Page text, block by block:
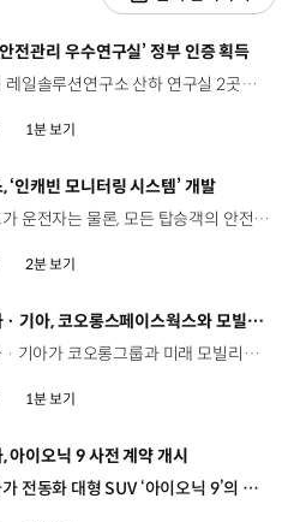
전관리 우수연구실’ 정부 인증 획득
현대로템의 레일솔루션연구소 산하 연구실 2곳이 ‘안전관리 우수연구실’ 정부 인증을 획득했습니다. 안전관리 우수연구실 인증제는 산학연 각 분야 연구실의 자율적인 안전관리 역량을 강화하고, 표준모델을 발굴, 확산하기 위해 마련한 제도인데요. 현대로템의 수소철도차량 핵심 장비를 선행 개발하고 시험하는 수소모빌리티 시험실과 다양한 종류의 전장품 성능 시험이 이뤄지는 조합시험장이 안전관리 우수 연구실 인증을 받았습니다. 현대로템은 앞으로도 안전한 연구 환경을 조성하기 위해 시설을 정기 점검하고 모니터링을 강화하는 한편, 안전관리 인증을 취득하는 연구실을 늘려나갈 계획입니다.
1분 보기
‘인캐빈 모니터링 시스템’ 개발
현대모비스가 운전자는 물론, 모든 탑승객의 안전 여부를 판단할 수 있는 신기술 ‘인캐빈 모니터링 시스템’을 개발했습니다. ‘인캐빈 모니터링 시스템은’ 졸음, 휴대전화 사용, 안전벨트 미착용 등 다양한 시나리오에 대응할 수 있는 시스템으로, 탑승객을 모니터링하는 카메라와 이를 분석하는 소프트웨어 로직으로 구성되는데요. 차량 내부의 카메라가 탑승객의 자세와 위치, 생체신호를 실시간으로 감지하면, 소프트웨어 로직이 신호를 분석해 위험 여부를 판단하고, 탑승객에게 경고와 알림을 주는 방식입니다. 경쟁사의 성능을 뛰어넘는 현대모비스의 인캐빈 모니터링 시스템은 유럽 차량용 소프트웨어 표준인 ASPICE 인증을 획득하고, 해당 지역의 안전평가 기준인 NCAP 목표도 초과 달성했는데요. 현대모비스는 유럽 완성차를 대상으로 인캐빈 모니터링 시스템을 선공개하며 본격 수주에 나서고 있으며, 정확도 높은 소프트웨어 개발에 주력할 예정입니다.
2분 보기
현대자동차 · 기아, 코오롱스페이스웍스와 모빌리티 소재 경쟁력 강화 협력
현대자동차 · 기아가 코오롱그룹과 미래 모빌리티 경쟁력 강화를 위한 전략적 협력을 추진합니다. 현대자동차 · 기아는 지난 3일, 현대자동차 · 기아 기술연구소에서 ‘전략적 미래 모빌리티 소재 사업 파트너십’을 체결했는데요. 현대자동차 · 기아는 이번 업무협약을 통해 코오롱그룹의 자회사인 코오롱스페이스웍스에 투자하고, 모빌리티 소재 경쟁력 강화를 위한 다양한 협력에 나설 예정입니다. 구체적으로 수소저장 용기 소재와 배터리 커버 성능을 개선해 제품 경쟁력을 확보하고, 주요 판매 시장인 유럽연합의 ELV 등 글로벌 친환경 규제에 대응할 계획입니다. 뿐만 아니라 코오롱스페이스웍스와 공동 개발해 현재 전동화 비즈니스 플랫폼 ‘ST1’에 적용 중인 무도장 복합재 성형기술도 고도화할 예정입니다.
1분 보기
아이오닉 9 사전 계약 개시
현대자동차가 전동화 대형 SUV ‘아이오닉 9’의 판매 가격을 공개하고 지난 3일부터 사전 계약을 시작했습니다. 아이오닉 9은 E-GMP 기반 대형 SUV로 동급 최대 휠베이스와 3열까지 확장된 플랫 플로어를 바탕으로 여유로운 실내 공간을 구현했는데요. 뿐만 아니라 110.3kWh 배터리를 탑재해 1회 충전 시 최대 532km 주행 가능하며, 항속형 모델과 성능형 모델 모두 1회 충전시 주행 가능거리 500km 이상을 달성했습니다. 아이오닉 9은 에어로스테틱(Aerosthetic) 실루엣과 듀얼 모션 액티브 에어 플랩(Active Air Flap) 등과 같은 다양한 디자인 요소와 기술들을 통해 대형 SUV로는 최고 수준인 공기저항 계수 0.259를 달성했습니다. 이밖에도 첨단 운전자 보조 시스템을 대거 적용하고, 유니버설 아일랜드 2.0, 400/800V 멀티 초고속 충전 시스템, 현대 AI 어시스턴트 기능, 100W USB C타입 충전 단자, 3종 카메라 클리닝 시스템 등을 통해 고객의 안전하고 편안한 이동을 도울 예정입니다. 아이오닉 9의 판매 가격은 7인승 익스클루시브 6,715만 원부터이며, 전기차 구매 보조금 적용 시 6천만 원 초중반대에 구매할 수 있습니다.